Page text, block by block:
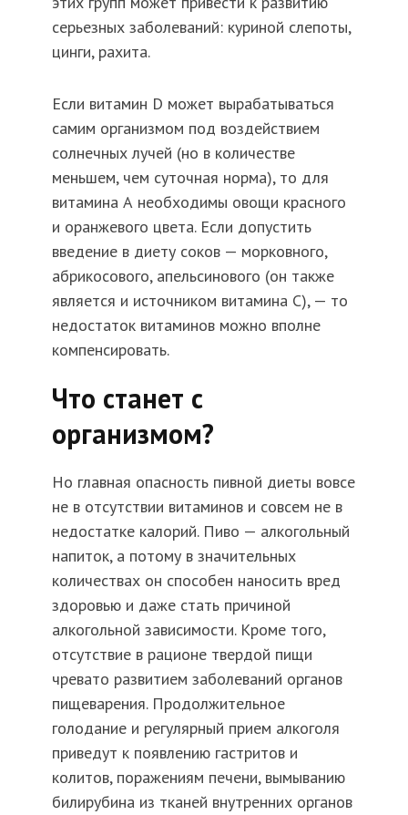
серьезных заболеваний: куриной слепоты,
цинги, рахита.
Если витамин D может вырабатываться
самим организмом под воздействием
солнечных лучей (но в количестве
меньшем, чем суточная норма), то для
витамина А необходимы овощи красного
и оранжевого цвета. Если допустить
введение в диету соков — морковного,
абрикосового, апельсинового (он также
является и источником витамина С), — то
недостаток витаминов можно вполне
компенсировать.
Что станет с
организмом?
Но главная опасность пивной диеты вовсе
не в отсутствии витаминов и совсем не в
недостатке калорий. Пиво — алкогольный
напиток, а потому в значительных
количествах он способен наносить вред
здоровью и даже стать причиной
алкогольной зависимости. Кроме того,
отсутствие в рационе твердой пищи
чревато развитием заболеваний органов
пищеварения. Продолжительное
голодание и регулярный прием алкоголя
приведут к появлению гастритов и
колитов, поражениям печени, вымыванию
билирубина из тканей внутренних органов